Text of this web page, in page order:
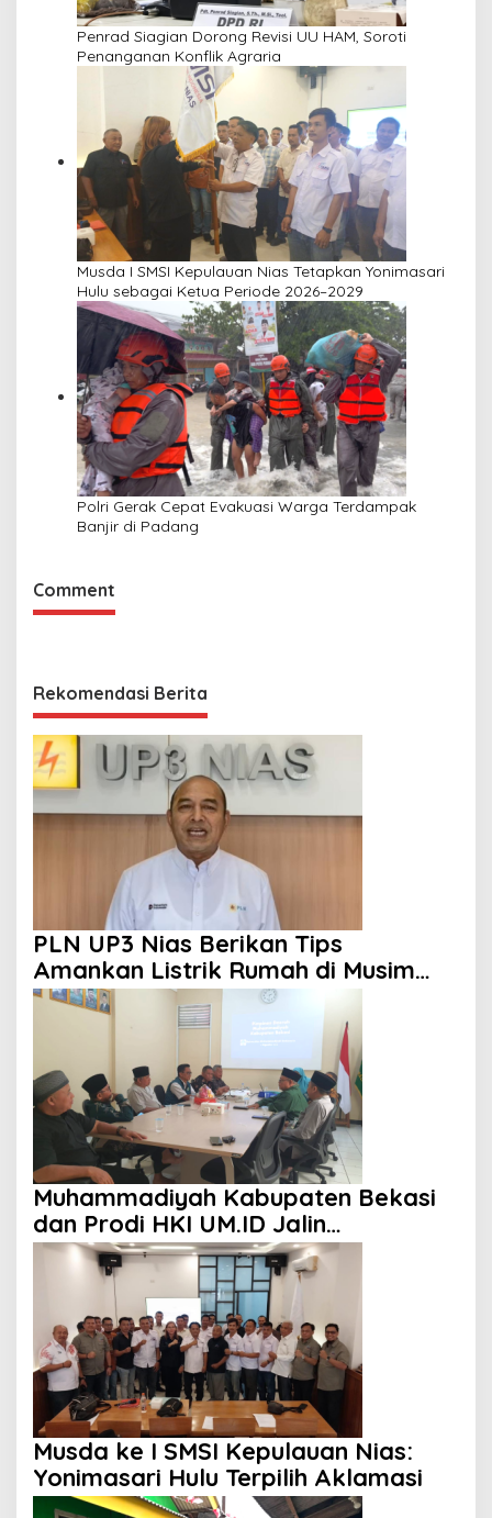
Penrad Siagian Dorong Revisi UU HAM, Soroti
Penanganan Konflik Agraria
Musda I SMSI Kepulauan Nias Tetapkan Yonimasari
Hulu sebagai Ketua Periode 2026–2029
Polri Gerak Cepat Evakuasi Warga Terdampak
Banjir di Padang
Comment
Rekomendasi Berita
PLN UP3 Nias Berikan Tips
Amankan Listrik Rumah di Musim
Hujan
Muhammadiyah Kabupaten Bekasi
dan Prodi HKI UM.ID Jalin
Kolaborasi Cetak Kader Ulama
Musda ke I SMSI Kepulauan Nias:
Yonimasari Hulu Terpilih Aklamasi